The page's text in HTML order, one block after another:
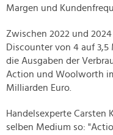
Margen und
Zwischen 2022 und
Discounter von 4 auf
die Ausgaben der
Action und Woolworth
Milliarden Euro.
Handelsexperte Carsten
selben Medium so: